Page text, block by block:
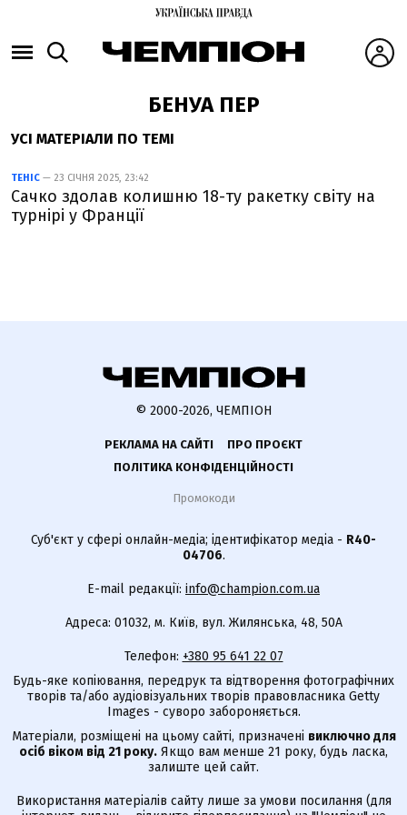
БЕНУА ПЕР
УСІ МАТЕРІАЛИ ПО ТЕМІ
ТЕНІС — 23 СІЧНЯ 2025, 23:42
Сачко здолав колишню 18-ту ракетку світу на
турнірі у Франції
© 2000-2026, ЧЕМПІОН
РЕКЛАМА НА САЙТІ
ПРО ПРОЄКТ
ПОЛІТИКА КОНФІДЕНЦІЙНОСТІ
Промокоди
Суб'єкт у сфері онлайн-медіа; ідентифікатор медіа - R40-
04706.
E-mail редакції: info@champion.com.ua
Адреса: 01032, м. Київ, вул. Жилянська, 48, 50А
Телефон: +380 95 641 22 07
Будь-яке копіювання, передрук та відтворення фотографічних
творів та/або аудіовізуальних творів правовласника Getty
Images - суворо забороняється.
Матеріали, розміщені на цьому сайті, призначені виключно для
осіб віком від 21 року. Якщо вам менше 21 року, будь ласка,
залиште цей сайт.
Використання матеріалів сайту лише за умови посилання (для